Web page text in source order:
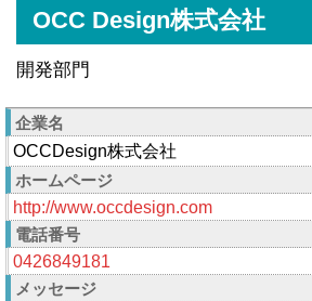
OCC Design株式会社
開発部門
企業名
OCCDesign株式会社
ホームページ
http://www.occdesign.com
電話番号
0426849181
メッセージ